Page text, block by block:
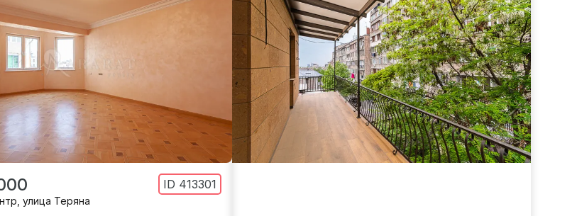
ID 413301
, улица Теряна